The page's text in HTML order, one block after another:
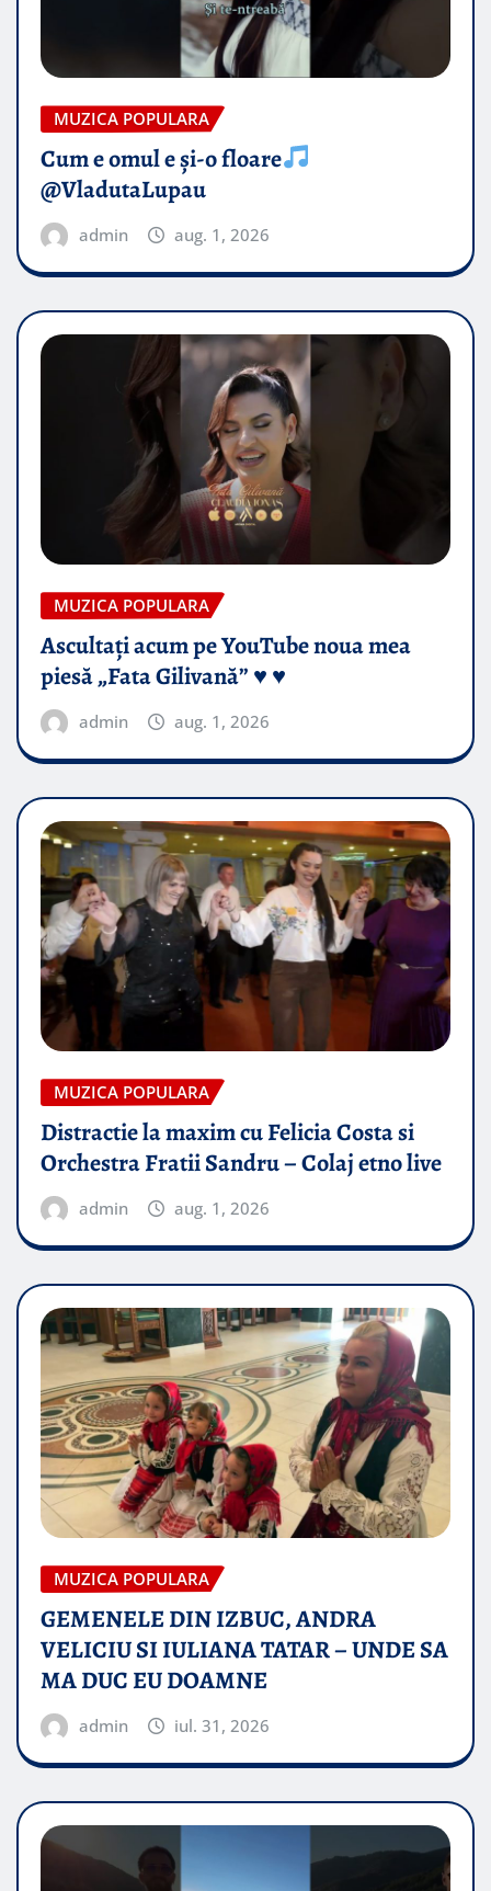
MUZICA POPULARA
Cum e omul e și-o floare
@VladutaLupau
admin aug. 1, 2026
MUZICA POPULARA
Ascultați acum pe YouTube noua mea
piesă „Fata Gilivană” ♥️ ♥️
admin aug. 1, 2026
MUZICA POPULARA
Distractie la maxim cu Felicia Costa si
Orchestra Fratii Sandru – Colaj etno live
admin aug. 1, 2026
MUZICA POPULARA
GEMENELE DIN IZBUC, ANDRA
VELICIU SI IULIANA TATAR – UNDE SA
MA DUC EU DOAMNE
admin iul. 31, 2026